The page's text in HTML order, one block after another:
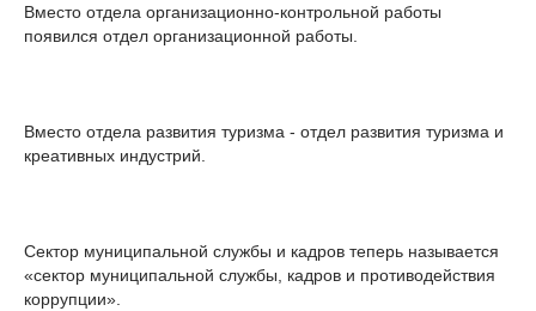
Вместо отдела организационно-контрольной работы
появился отдел организационной работы.
Вместо отдела развития туризма - отдел развития туризма и
креативных индустрий.
Сектор муниципальной службы и кадров теперь называется
«сектор муниципальной службы, кадров и противодействия
коррупции».